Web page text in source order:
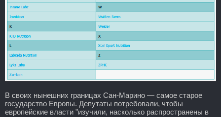
В своих нынешних границах Сан-Марино — самое старое
государство Европы. Депутаты потребовали, чтобы
европейские власти "изучили, насколько распространены в